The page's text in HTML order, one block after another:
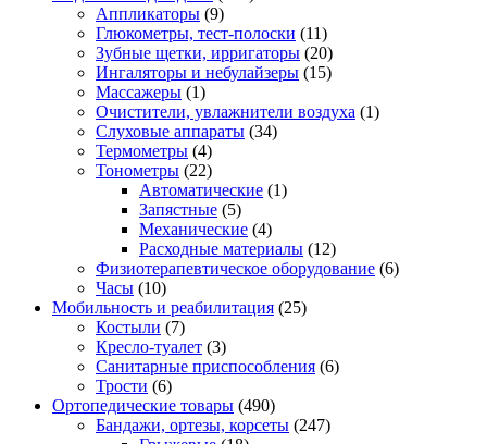
Аппликаторы (9)
Глюкометры, тест-полоски (11)
Зубные щетки, ирригаторы (20)
Ингаляторы и небулайзеры (15)
Массажеры (1)
Очистители, увлажнители воздуха (1)
Слуховые аппараты (34)
Термометры (4)
Тонометры (22)
Автоматические (1)
Запястные (5)
Механические (4)
Расходные материалы (12)
Физиотерапевтическое оборудование (6)
Часы (10)
Мобильность и реабилитация (25)
Костыли (7)
Кресло-туалет (3)
Санитарные приспособления (6)
Трости (6)
Ортопедические товары (490)
Бандажи, ортезы, корсеты (247)